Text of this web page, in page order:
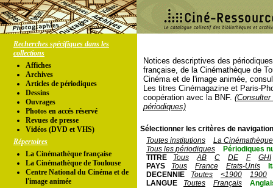
Recherches spécifiques dans les
collections
Affiches
Archives
Articles de périodiques
Dessins
Ouvrages
Photos en accés réservé
Revues de presse
Vidéos (DVD et VHS)
Répertoires
La Cinémathèque française
La Cinémathèque de Toulouse
Centre National du Cinéma et de
l'image animée
Notices descriptives des
française, de la Cinémathèque de
Cinéma et de l'image animée,
Les titres Cinémagazine et Paris-
coopération avec la BNF.
périodiques)
Sélectionner les critères de
Toutes institutions
La
Tous les périodiques
Périodiques
TITRE
Tous AB C DE F
GHI
PAYS
Tous France Etats-Unis
DECENNIE
Toutes <1900
1900
LANGUE
Toutes Français